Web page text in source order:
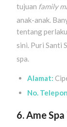
tujuan family
anak-anak.
tentang
sini. Puri Santi
spa.
Alamat:
No.
6. Ame